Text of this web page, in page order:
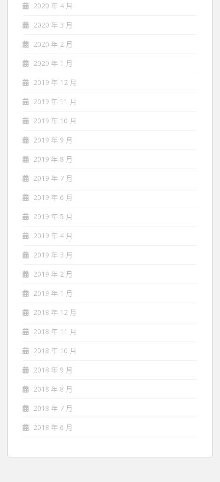
2020 年 4 月
2020 年 3 月
2020 年 2 月
2020 年 1 月
2019 年 12 月
2019 年 11 月
2019 年 10 月
2019 年 9 月
2019 年 8 月
2019 年 7 月
2019 年 6 月
2019 年 5 月
2019 年 4 月
2019 年 3 月
2019 年 2 月
2019 年 1 月
2018 年 12 月
2018 年 11 月
2018 年 10 月
2018 年 9 月
2018 年 8 月
2018 年 7 月
2018 年 6 月